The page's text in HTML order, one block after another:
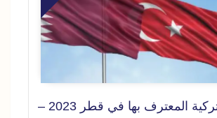
الجامعات التركية المعترف بها في قطر 2023 –